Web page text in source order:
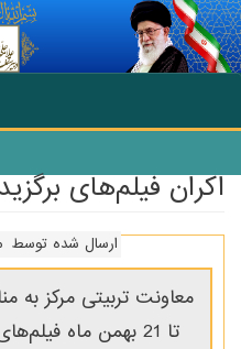
انتقال به محتوای اصلی
اکران فیلم‌های
ارسال شده توسط
تا 21 بهمن ماه